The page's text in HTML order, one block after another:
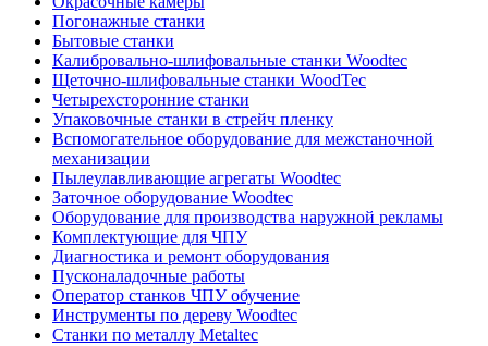
Погонажные станки
Бытовые станки
Калибровально-шлифовальные станки Woodtec
Щеточно-шлифовальные станки WoodTec
Четырехсторонние станки
Упаковочные станки в стрейч пленку
Вспомогательное оборудование для межстаночной
механизации
Пылеулавливающие агрегаты Woodtec
Заточное оборудование Woodtec
Оборудование для производства наружной рекламы
Комплектующие для ЧПУ
Диагностика и ремонт оборудования
Пусконаладочные работы
Оператор станков ЧПУ обучение
Инструменты по дереву Woodtec
Станки по металлу Metaltec